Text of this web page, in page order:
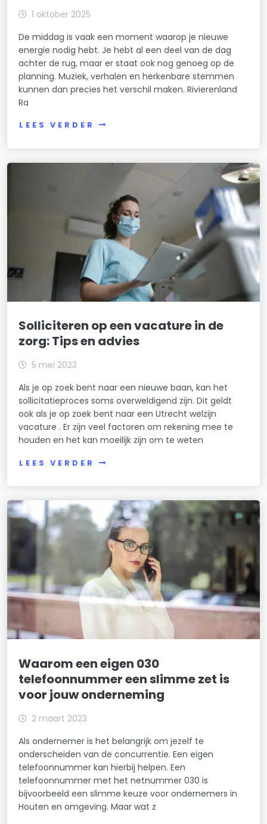
1 oktober 2025
De middag is vaak een moment waarop je nieuwe
energie nodig hebt. Je hebt al een deel van de dag
achter de rug, maar er staat ook nog genoeg op de
planning. Muziek, verhalen en herkenbare stemmen
kunnen dan precies het verschil maken. Rivierenland
Ra
LEES VERDER
Solliciteren op een vacature in de
zorg: Tips en advies
5 mei 2023
Als je op zoek bent naar een nieuwe baan, kan het
sollicitatieproces soms overweldigend zijn. Dit geldt
ook als je op zoek bent naar een Utrecht welzijn
vacature . Er zijn veel factoren om rekening mee te
houden en het kan moeilijk zijn om te weten
LEES VERDER
Waarom een eigen 030
telefoonnummer een slimme zet is
voor jouw onderneming
2 maart 2023
Als ondernemer is het belangrijk om jezelf te
onderscheiden van de concurrentie. Een eigen
telefoonnummer kan hierbij helpen. Een
telefoonnummer met het netnummer 030 is
bijvoorbeeld een slimme keuze voor ondernemers in
Houten en omgeving. Maar wat z